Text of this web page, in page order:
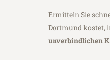
Ermitteln Sie
Dortmund kostet,
unverbindlichen